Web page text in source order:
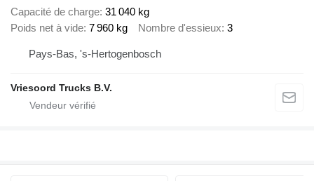
Capacité de charge 31 040 kg
Poids net à vide 7 960 kg Nombre d'essieux 3
Pays-Bas, 's-Hertogenbosch
Vriesoord Trucks B.V.